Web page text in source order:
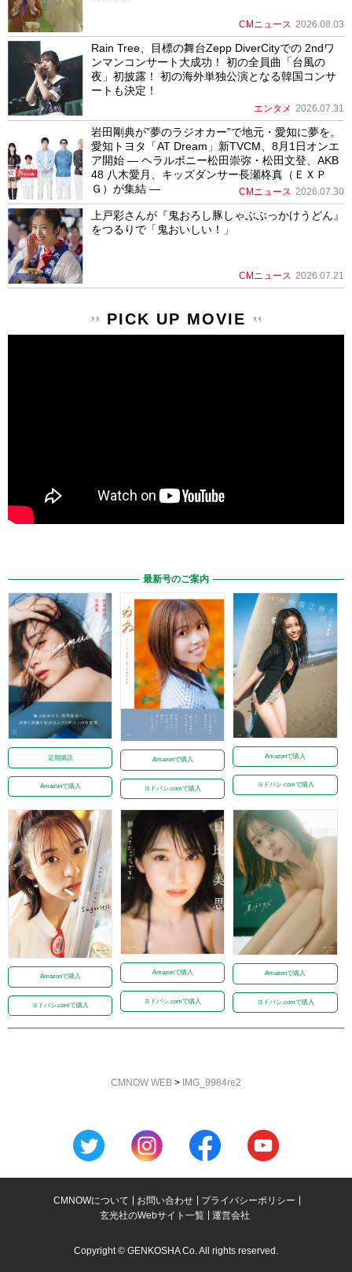
CMニュース 2026.08.03
Rain Tree、目標の舞台Zepp DiverCityでの 2ndワ
ンマンコンサート大成功！ 初の全員曲「台風の
夜」初披露！ 初の海外単独公演となる韓国コンサ
ートも決定！
エンタメ 2026.07.31
岩田剛典が”夢のラジオカー”で地元・愛知に夢を。
愛知トヨタ「AT Dream」新TVCM、8月1日オンエ
ア開始 ― ヘラルボニー松田崇弥・松田文登、AKB
48 八木愛月、キッズダンサー長瀬柊真（ＥＸＰ
Ｇ）が集結 ―
CMニュース 2026.07.30
上戸彩さんが『鬼おろし豚しゃぶぶっかけうどん』
をつるりで「鬼おいしい！」
CMニュース 2026.07.21
PICK UP MOVIE
最新号のご案内
定期購読
Amazonで購入
Amazonで購入
ヨドバシ.comで購入
Amazonで購入
ヨドバシ.comで購入
Amazonで購入
ヨドバシ.comで購入
Amazonで購入
ヨドバシ.comで購入
Amazonで購入
ヨドバシ.comで購入
CMNOW WEB > IMG_9984re2
CMNOWについて お問い合わせ
プライバシーポリシー
玄光社のWebサイト一覧
運営会社
Copyright © GENKOSHA Co. All rights reserved.